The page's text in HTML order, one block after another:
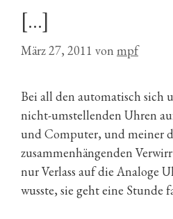
[…]
März 27, 2011 von mpf
Bei all den automatisch sich
nicht-umstellenden Uhren
und Computer, und meiner
zusammenhängenden
nur Verlass auf die Analoge
wusste, sie geht eine Stunde